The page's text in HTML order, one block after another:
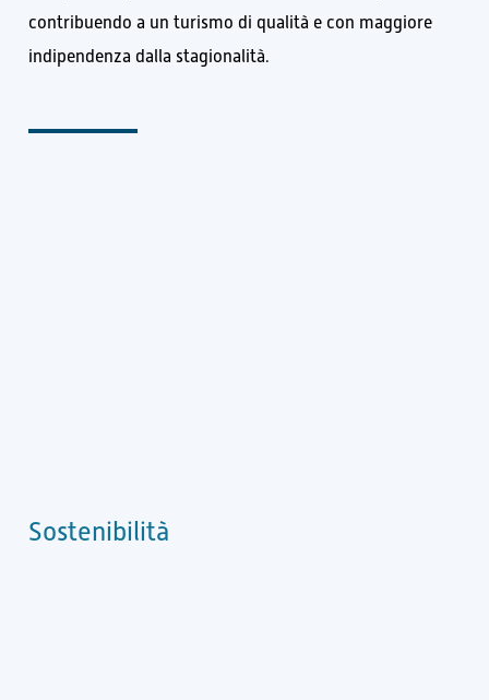
contribuendo a un turismo di qualità e con maggiore
indipendenza dalla stagionalità.
Sostenibilità